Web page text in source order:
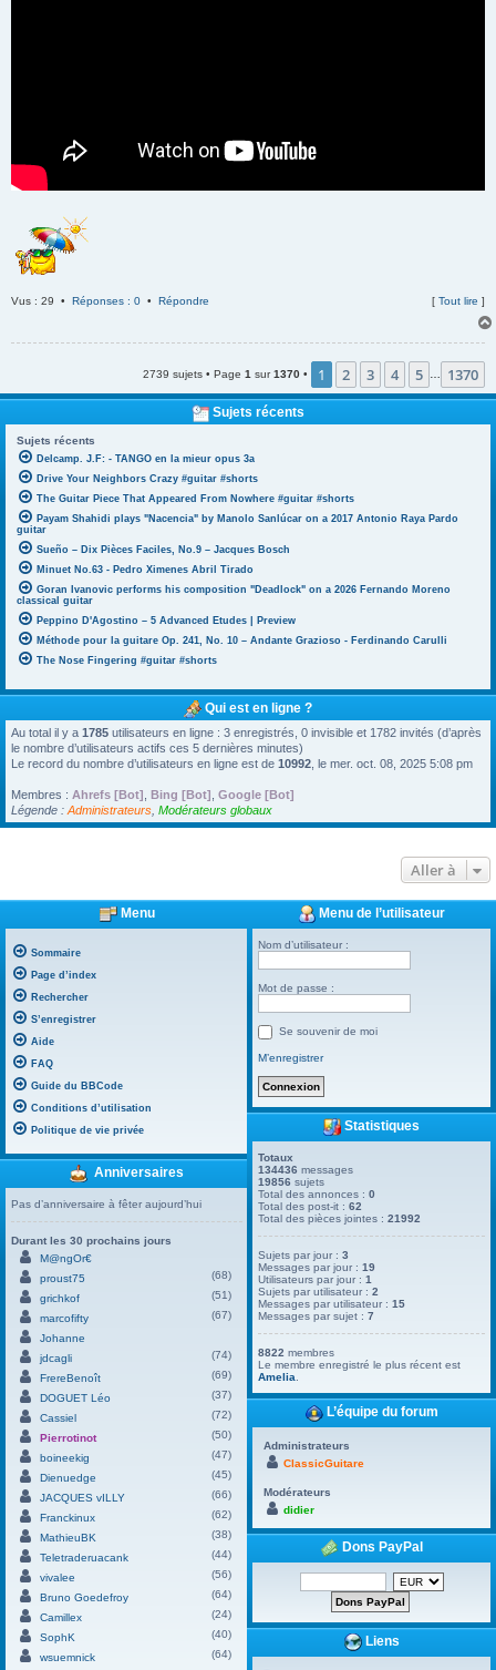
Vus : 29 • Réponses : 0 • Répondre [ Tout lire ]
2739 sujets • Page 1 sur1370 • 1 2 3 4 5 1370
Sujets récents
Sujets récents
Delcamp. J.F: - TANGO en la mieur opus 3a
Drive Your Neighbors Crazy #guitar #shorts
The Guitar Piece That Appeared From Nowhere #guitar #shorts
Payam Shahidi plays "Nacencia" by Manolo Sanlúcar on a 2017 Antonio Raya Pardo
guitar
Sueño – Dix Pièces Faciles, No.9 – Jacques Bosch
Minuet No.63 - Pedro Ximenes Abril Tirado
Goran Ivanovic performs his composition "Deadlock" on a 2026 Fernando Moreno
classical guitar
Peppino D'Agostino – 5 Advanced Etudes | Preview
Méthode pour la guitare Op. 241, No. 10 – Andante Grazioso - Ferdinando Carulli
The Nose Fingering #guitar #shorts
Qui est en ligne ?
Au total il y a 1785 utilisateurs en ligne : 3 enregistrés, 0 invisible et 1782 invités (d’après
le nombre d’utilisateurs actifs ces 5 dernières minutes)
Le record du nombre d’utilisateurs en ligne est de 10992 , le mer. oct. 08, 2025 5:08 pm
Membres : Ahrefs [Bot] Bing [Bot] Google [Bot]
Légende : Administrateurs Modérateurs globaux
Aller à
Menu
Sommaire
Page d’index
Rechercher
S’enregistrer
Aide
FAQ
Guide du BBCode
Conditions d’utilisation
Politique de vie privée
Anniversaires
Pas d’anniversaire à fêter aujourd’hui
Durant les 30 prochains jours
M@ngOr€
proust75
(68)
grichkof
(51)
marcofifty
(67)
Johanne
jdcagli
(74)
FrereBenoît
(69)
DOGUET Léo
(37)
Cassiel
(72)
Pierrotinot
(50)
boineekig
(47)
Dienuedge
(45)
JACQUES vILLY
(66)
Franckinux
(62)
MathieuBK
(38)
Teletraderuacank
(44)
vivalee
(56)
Bruno Goedefroy
(64)
Camillex
(24)
SophK
(40)
wsuemnick
(64)
Menu de l’utilisateur
Nom d’utilisateur :
Mot de passe :
Se souvenir de moi
M’enregistrer
Statistiques
Totaux
134436 messages
19856 sujets
Total des annonces :0
Total des post-it :62
Total des pièces jointes :21992
Sujets par jour :3
Messages par jour :19
Utilisateurs par jour :1
Sujets par utilisateur :2
Messages par utilisateur :15
Messages par sujet :7
8822 membres
Le membre enregistré le plus récent est
Amelia
L’équipe du forum
Administrateurs
ClassicGuitare
Modérateurs
didier
Dons PayPal
Liens